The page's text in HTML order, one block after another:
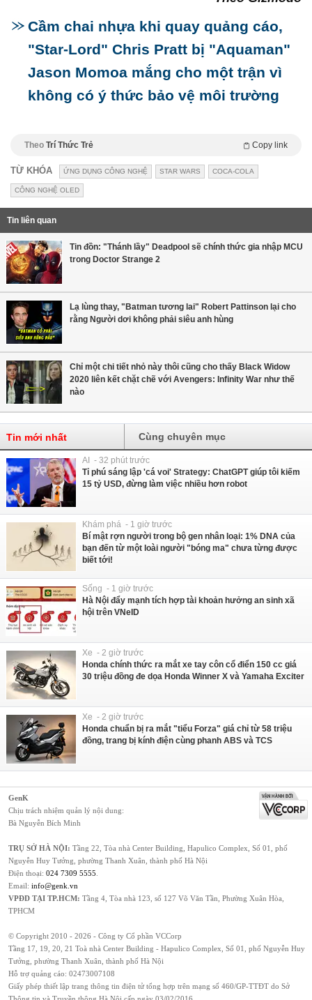
Cầm chai nhựa khi quay quảng cáo,
"Star-Lord" Chris Pratt bị "Aquaman"
Jason Momoa mắng cho một trận vì
không có ý thức bảo vệ môi trường
Theo Trí Thức Trẻ Copy link
TỪ KHÓA ỨNG DỤNG CÔNG NGHỆ STAR WARS COCA-COLA
CÔNG NGHỆ OLED
Tin liên quan
Tin đồn: "Thánh lầy" Deadpool sẽ chính thức gia nhập MCU
trong Doctor Strange 2
Lạ lùng thay, "Batman tương lai" Robert Pattinson lại cho
rằng Người dơi không phải siêu anh hùng
Chỉ một chi tiết nhỏ này thôi cũng cho thấy Black Widow
2020 liên kết chặt chẽ với Avengers: Infinity War như thế
nào
Tin mới nhất Cùng chuyên mục
AI - 32 phút trước
Tỉ phú sáng lập 'cá voi' Strategy: ChatGPT giúp tôi kiếm
15 tỷ USD, đừng làm việc nhiều hơn robot
Khám phá - 1 giờ trước
Bí mật rợn người trong bộ gen nhân loại: 1% DNA của
bạn đến từ một loài người "bóng ma" chưa từng được
biết tới!
Sống - 1 giờ trước
Hà Nội đẩy mạnh tích hợp tài khoản hưởng an sinh xã
hội trên VNeID
Xe - 2 giờ trước
Honda chính thức ra mắt xe tay côn cổ điển 150 cc giá
30 triệu đồng đe dọa Honda Winner X và Yamaha Exciter
Xe - 2 giờ trước
Honda chuẩn bị ra mắt "tiểu Forza" giá chỉ từ 58 triệu
đồng, trang bị kính điện cùng phanh ABS và TCS
GenK
Chịu trách nhiệm quản lý nội dung:
Bà Nguyễn Bích Minh
TRỤ SỞ HÀ NỘI: Tầng 22, Tòa nhà Center Building, Hapulico Complex, Số 01, phố
Nguyễn Huy Tưởng, phường Thanh Xuân, thành phố Hà Nội
Điện thoại: 024 7309 5555
Email: info@genk.vn
VPĐD TẠI TP.HCM: Tầng 4, Tòa nhà 123, số 127 Võ Văn Tần, Phường Xuân Hòa,
TPHCM
© Copyright 2010 - 2026 - Công ty Cổ phần VCCorp
Tầng 17, 19, 20, 21 Toà nhà Center Building - Hapulico Complex, Số 01, phố Nguyễn Huy
Tưởng, phường Thanh Xuân, thành phố Hà Nội
Hỗ trợ quảng cáo: 02473007108
Giấy phép thiết lập trang thông tin điện tử tổng hợp trên mạng số 460/GP-TTĐT do Sở